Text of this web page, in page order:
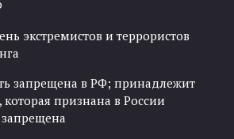
экстремистов и террористов
запрещена в РФ; принадлежит
признана в России
запрещена